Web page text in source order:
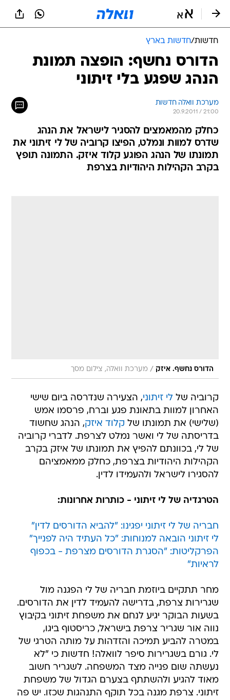
חדשות/חדשות בארץ
הדורס נחשף: הופצה תמונת
הנהג שפגע בלי זיתוני
מערכת וואלה חדשות
20.9.2011 / 21:00
כחלק מהמאמצים להסגיר לישראל את הנהג
שדרס למוות ונמלט, הפיצו קרוביה של לי זיתוני את
תמונתו של הנהג הפוגע קלוד איזק. התמונה תופץ
בקרב הקהילות היהודיות בצרפת
הדורס נחשף. איזק / מערכת וואלה, צילום מסך
קרוביה שללי זיתוני, הצעירה שנדרסה ביום שישי
האחרון למוות בתאונת פגע וברח, פרסמו אמש
(שלישי) את תמונתו של קלוד איזק, הנהג שחשוד
בדריסתה של לי ואשר נמלט לצרפת. לדברי קרוביה
של לי, בכוונתם להפיץ את תמונתו של איזק בקרב
הקהילות היהודיות בצרפת, כחלק ממאמציהם
להסגירו לישראל ולהעמידו לדין.
הטרגדיה של לי זיתוני - כותרות אחרונות:
חבריה של לי זיתוני יפגינו: "להביא הדורסים לדין"
לי זיתוני הובאה למנוחות: "כל העתיד היה לפנייך"
הפרקליטות: "הסגרת הדורסים מצרפת - בכפוף
לראיות"
מחר תתקיים ביוזמת חבריה של לי הפגנה מול
שגרירות צרפת, בדרישה להעמיד לדין את הדורסים.
בשעות הבוקר יגיע לנחם את משפחת זיתוני בקיבוץ
נווה אור שגריר צרפת בישראל, כריסטוף ביגו,
במטרה להביע תמיכה והזדהות על מותה הטרגי של
לי. גורם בשגרירות סיפר לוואלה! חדשות כי "לא
נעשתה שום פנייה מצד המשפחה. לשגריר חשוב
מאוד להגיע ולהשתתף בצערם הגדול של משפחת
זיתוני. צרפת מגנה בכל תוקף התנהגות שכזו. יש פה